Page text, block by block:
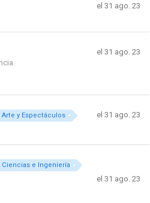
el 31 ago. 23
el 31 ago. 23
Arte y Espectáculos el 31 ago. 23
Ciencias e Ingeniería
el 31 ago. 23